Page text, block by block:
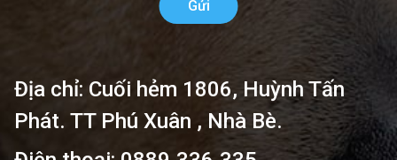
Địa chỉ: Cuối hẻm 1806, Huỳnh Tấn
Phát. TT Phú Xuân , Nhà Bè.
Gửi